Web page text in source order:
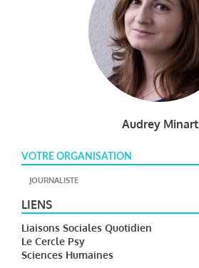
Audrey Minart
VOTRE ORGANISATION
JOURNALISTE
LIENS
Liaisons Sociales Quotidien
Le Cercle Psy
Sciences Humaines